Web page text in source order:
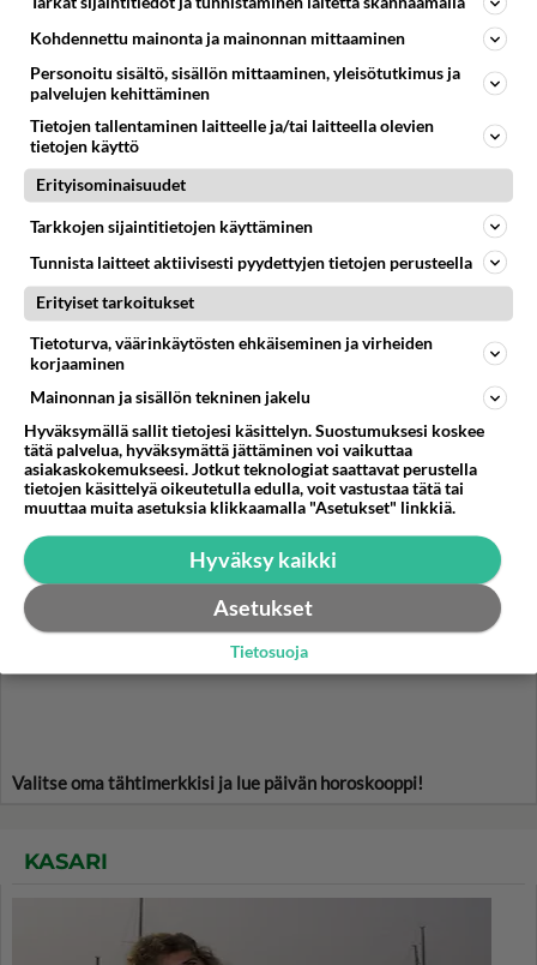
Suklaamousse on todella
helppo, mutta maukas jälkkäri.
Mehevä avocadokeitto on
helppo tehdä itse.
Punajuurilaatikko mehevöityy
homejuustolla.
Brownie on kuin taivaan lahja
Jenkeistä.
Silakkapihvit on tyrmäävän
maukas arkiruoka. Kun pistät
pöytään lisäksi perunamuusia
ja salaattia, niin se on siinä!
HOROSKOOPPI
9.8.2026
Valitse oma tähtimerkkisi ja lue päivän horoskooppi!
KASARI
Kohdennettu mainonta ja mainonnan mittaaminen
Personoitu sisältö, sisällön mittaaminen, yleisötutkimus ja
palvelujen kehittäminen
Tietojen tallentaminen laitteelle ja/tai laitteella olevien
tietojen käyttö
Erityisominaisuudet
Tarkkojen sijaintitietojen käyttäminen
Tunnista laitteet aktiivisesti pyydettyjen tietojen perusteella
Erityiset tarkoitukset
Tietoturva, väärinkäytösten ehkäiseminen ja virheiden
korjaaminen
Mainonnan ja sisällön tekninen jakelu
Hyväksymällä sallit tietojesi käsittelyn. Suostumuksesi koskee
tätä palvelua, hyväksymättä jättäminen voi vaikuttaa
asiakaskokemukseesi. Jotkut teknologiat saattavat perustella
tietojen käsittelyä oikeutetulla edulla, voit vastustaa tätä tai
muuttaa muita asetuksia klikkaamalla "Asetukset" linkkiä.
Hyväksy kaikki
Asetukset
Tietosuoja